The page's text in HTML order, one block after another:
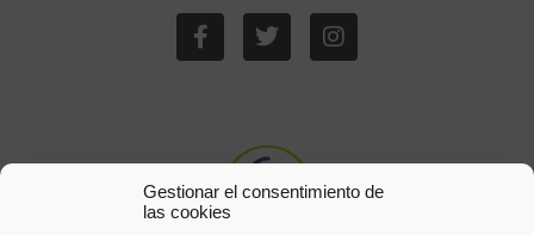
Gestionar el consentimiento de
las cookies